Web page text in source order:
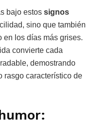
bajo estos signos
sino que también
en los días más grises.
convierte cada
demostrando
rasgo característico de